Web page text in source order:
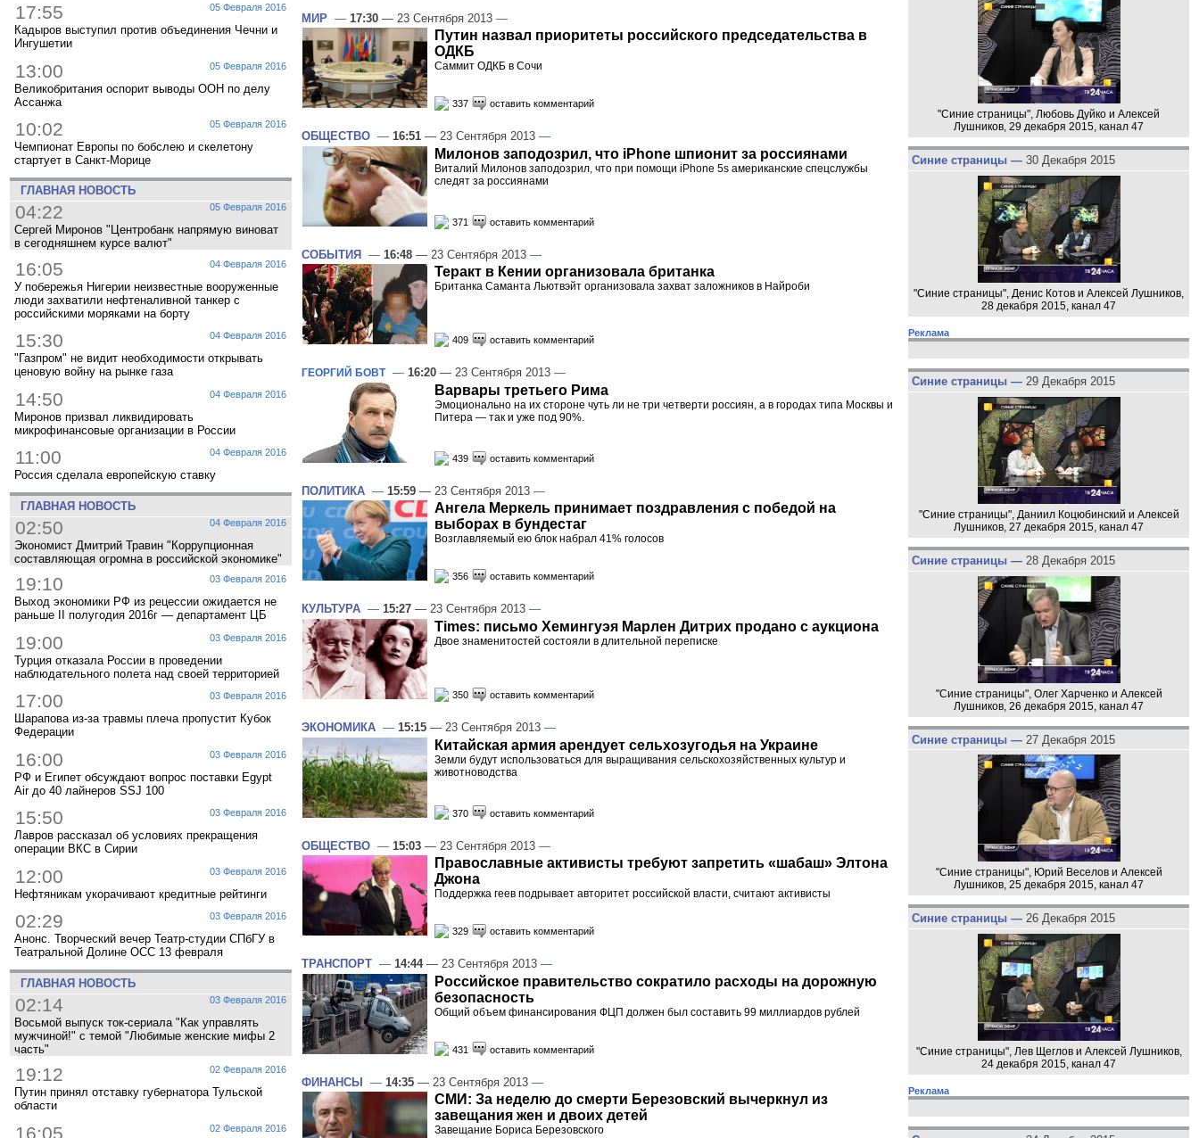
05 Февраля 2016
17:55
Кадыров выступил против объединения Чечни и
Ингушетии
05 Февраля 2016
13:00
Великобритания оспорит выводы ООН по делу
Ассанжа
05 Февраля 2016
10:02
Чемпионат Европы по бобслею и скелетону
стартует в Санкт-Морице
ГЛАВНАЯ НОВОСТЬ
05 Февраля 2016
04:22
Сергей Миронов "Центробанк напрямую виноват
в сегодняшнем курсе валют"
04 Февраля 2016
16:05
У побережья Нигерии неизвестные вооруженные
люди захватили нефтеналивной танкер с
российскими моряками на борту
04 Февраля 2016
15:30
"Газпром" не видит необходимости открывать
ценовую войну на рынке газа
04 Февраля 2016
14:50
Миронов призвал ликвидировать
микрофинансовые организации в России
04 Февраля 2016
11:00
Россия сделала европейскую ставку
ГЛАВНАЯ НОВОСТЬ
04 Февраля 2016
02:50
Экономист Дмитрий Травин "Коррупционная
составляющая огромна в российской экономике"
03 Февраля 2016
19:10
Выход экономики РФ из рецессии ожидается не
раньше II полугодия 2016г — департамент ЦБ
03 Февраля 2016
19:00
Турция отказала России в проведении
наблюдательного полета над своей территорией
03 Февраля 2016
17:00
Шарапова из-за травмы плеча пропустит Кубок
Федерации
03 Февраля 2016
16:00
РФ и Египет обсуждают вопрос поставки Egypt
Air до 40 лайнеров SSJ 100
03 Февраля 2016
15:50
Лавров рассказал об условиях прекращения
операции ВКС в Сирии
03 Февраля 2016
12:00
Нефтяникам укорачивают кредитные рейтинги
03 Февраля 2016
02:29
Анонс. Творческий вечер Театр-студии СПбГУ в
Театральной Долине ОСС 13 февраля
ГЛАВНАЯ НОВОСТЬ
03 Февраля 2016
02:14
Восьмой выпуск ток-сериала "Как управлять
мужчиной!" с темой "Любимые женские мифы 2
часть"
02 Февраля 2016
19:12
Путин принял отставку губернатора Тульской
области
02 Февраля 2016
16:05
МИР — 17:30 — 23 Сентября 2013 —
Путин назвал приоритеты российского председательства в
ОДКБ
Саммит ОДКБ в Сочи
337 оставить комментарий
ОБЩЕСТВО — 16:51 — 23 Сентября 2013 —
Милонов заподозрил, что iPhone шпионит за россиянами
Виталий Милонов заподозрил, что при помощи iPhone 5s американские спецслужбы
следят за россиянами
371 оставить комментарий
СОБЫТИЯ — 16:48 — 23 Сентября 2013 —
Теракт в Кении организовала британка
Британка Саманта Льютвэйт организовала захват заложников в Найроби
409 оставить комментарий
ГЕОРГИЙ БОВТ— 16:20 — 23 Сентября 2013 —
Варвары третьего Рима
Эмоционально на их стороне чуть ли не три четверти россиян, а в городах типа Москвы и
Питера — так и уже под 90%.
439 оставить комментарий
ПОЛИТИКА — 15:59 — 23 Сентября 2013 —
Ангела Меркель принимает поздравления с победой на
выборах в бундестаг
Возглавляемый ею блок набрал 41% голосов
356 оставить комментарий
КУЛЬТУРА — 15:27 — 23 Сентября 2013 —
Times: письмо Хемингуэя Марлен Дитрих продано с аукциона
Двое знаменитостей состояли в длительной переписке
350 оставить комментарий
ЭКОНОМИКА — 15:15 — 23 Сентября 2013 —
Китайская армия арендует сельхозугодья на Украине
Земли будут использоваться для выращивания сельскохозяйственных культур и
животноводства
370 оставить комментарий
ОБЩЕСТВО — 15:03 — 23 Сентября 2013 —
Православные активисты требуют запретить «шабаш» Элтона
Джона
Поддержка геев подрывает авторитет российской власти, считают активисты
329 оставить комментарий
ТРАНСПОРТ — 14:44— 23 Сентября 2013 —
Российское правительство сократило расходы на дорожную
безопасность
Общий объем финансирования ФЦП должен был составить 99 миллиардов рублей
431 оставить комментарий
ФИНАНСЫ — 14:35 — 23 Сентября 2013 —
СМИ: За неделю до смерти Березовский вычеркнул из
завещания жен и двоих детей
Завещание Бориса Березовского
"Синие страницы", Любовь Дуйко и Алексей
Лушников, 29 декабря 2015, канал 47
Синие страницы — 30 Декабря 2015
"Синие страницы", Денис Котов и Алексей Лушников,
28 декабря 2015, канал 47
Реклама
Синие страницы — 29 Декабря 2015
"Синие страницы", Даниил Коцюбинский и Алексей
Лушников, 27 декабря 2015, канал 47
Синие страницы — 28 Декабря 2015
"Синие страницы", Олег Харченко и Алексей
Лушников, 26 декабря 2015, канал 47
Синие страницы — 27 Декабря 2015
"Синие страницы", Юрий Веселов и Алексей
Лушников, 25 декабря 2015, канал 47
Синие страницы — 26 Декабря 2015
"Синие страницы", Лев Щеглов и Алексей Лушников,
24 декабря 2015, канал 47
Реклама